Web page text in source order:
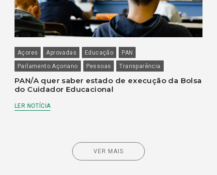
Açores Aprovadas Educação
PAN
Parlamento Açoriano
Pessoas Transparência
PAN/A quer saber estado de execução da Bolsa
do Cuidador Educacional
LER NOTÍCIA
VER MAIS